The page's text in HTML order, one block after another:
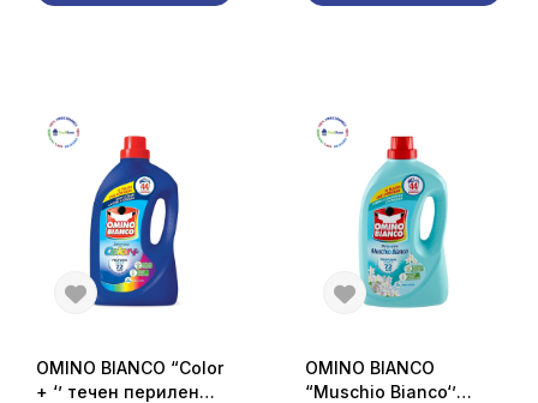
OMINO BIANCO “Color
+ ‘’ течен перилен
OMINO BIANCO
“Muschio Bianco‘’